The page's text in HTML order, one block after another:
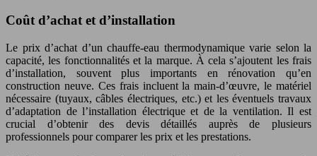
Coût d’achat et d’installation
Le prix d’achat d’un chauffe-eau thermodynamique varie selon la
capacité, les fonctionnalités et la marque. À cela s’ajoutent les frais
d’installation, souvent plus importants en rénovation qu’en
construction neuve. Ces frais incluent la main-d’œuvre, le matériel
nécessaire (tuyaux, câbles électriques, etc.) et les éventuels travaux
d’adaptation de l’installation électrique et de la ventilation. Il est
crucial d’obtenir des devis détaillés auprès de plusieurs
professionnels pour comparer les prix et les prestations.